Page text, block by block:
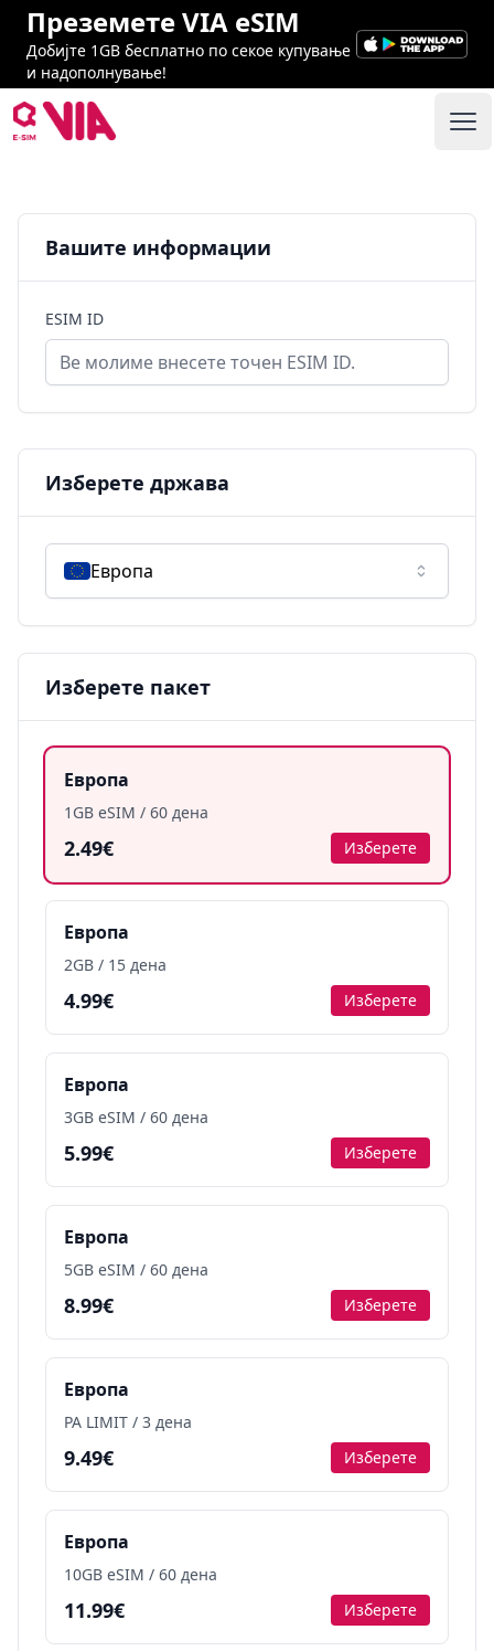
Преземете VIA eSIM
Добијте 1GB бесплатно по секое купување
и надополнување!
VIA ESIM
Надополни
Вашите информации
ESIM ID
Изберете држава
Европа
Изберете пакет
Европа
1GB eSIM / 60 дена
2.49€ Изберете
Европа
2GB / 15 дена
4.99€ Изберете
Европа
3GB eSIM / 60 дена
5.99€ Изберете
Европа
5GB eSIM / 60 дена
8.99€ Изберете
Европа
PA LIMIT / 3 дена
9.49€ Изберете
Европа
10GB eSIM / 60 дена
11.99€ Изберете